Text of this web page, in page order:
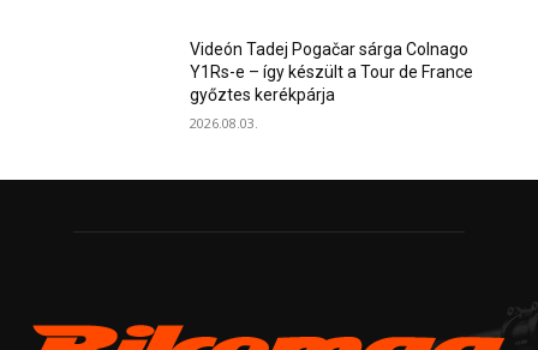
Videón Tadej Pogačar sárga Colnago
Y1Rs-e – így készült a Tour de France
győztes kerékpárja
2026.08.03.